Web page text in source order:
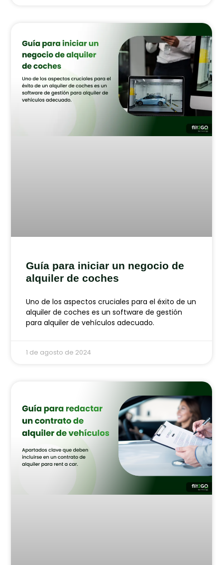
Guía para iniciar un negocio de
alquiler de coches
Uno de los aspectos cruciales para el éxito de un
alquiler de coches es un software de gestión
para alquiler de vehículos adecuado.
1 de agosto de 2024